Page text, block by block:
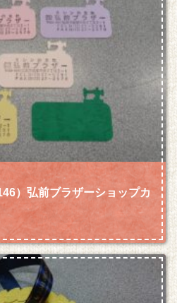
）弘前ブラザーショップカ